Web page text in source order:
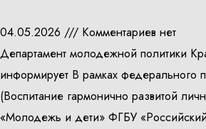
04.05.2026
Комментариев нет
Департамент молодежной политики
информирует В рамках федерального
(Воспитание гармонично развитой
«Молодежь и дети» ФГБУ